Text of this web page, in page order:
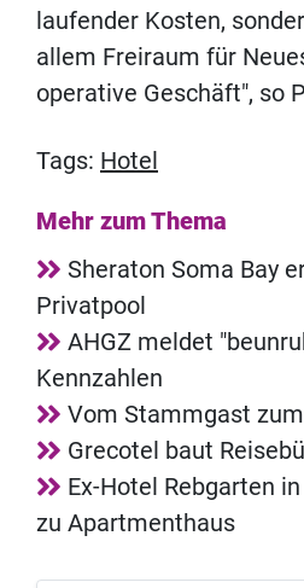
laufender Kosten,
allem Freiraum für
operative Geschäft", so
Tags: Hotel
Mehr zum Thema
Sheraton Soma Bay
Privatpool
AHGZ meldet
Kennzahlen
Vom Stammgast
Grecotel baut
Ex-Hotel Rebgarten
zu Apartmenthaus